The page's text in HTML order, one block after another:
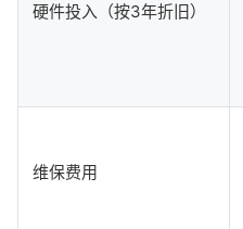
硬件投入（按3年折旧）
维保费用